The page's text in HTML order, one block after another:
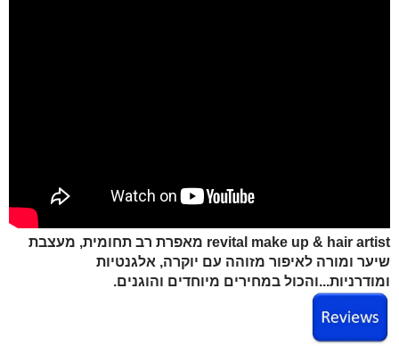
revital make up & hair artist מאפרת רב תחומית, מעצבת
שיער ומורה לאיפור מזוהה עם יוקרה, אלגנטיות
ומודרניות...והכול במחירים מיוחדים והוגנים.